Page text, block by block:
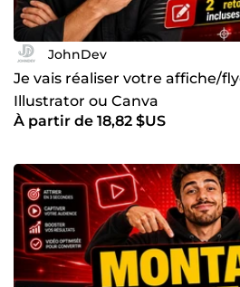
JohnDev
Je vais réaliser votre affiche/
Illustrator ou Canva
À partir de 18,82 $US